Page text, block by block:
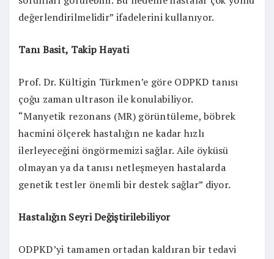
değerlendirilmelidir” ifadelerini kullanıyor.
Tanı Basit, Takip Hayati
Prof. Dr. Kültigin Türkmen’e göre ODPKD tanısı
çoğu zaman ultrason ile konulabiliyor.
“Manyetik rezonans (MR) görüntüleme, böbrek
hacmini ölçerek hastalığın ne kadar hızlı
ilerleyeceğini öngörmemizi sağlar. Aile öyküsü
olmayan ya da tanısı netleşmeyen hastalarda
genetik testler önemli bir destek sağlar” diyor.
Hastalığın Seyri Değiştirilebiliyor
ODPKD’yi tamamen ortadan kaldıran bir tedavi